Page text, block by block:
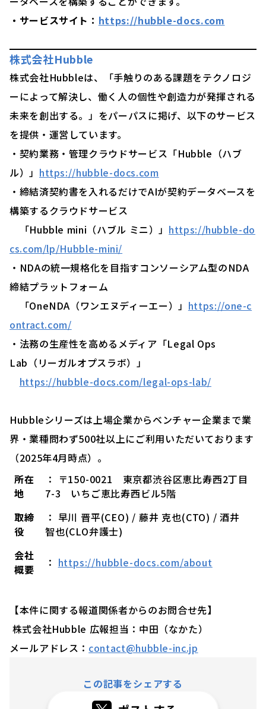
・サービスサイト： https://hubble-docs.com
株式会社Hubble
株式会社Hubbleは、「手触りのある課題をテクノロジ
ーによって解決し、働く人の個性や創造力が発揮される
未来を創出する。」をパーパスに掲げ、以下のサービス
を提供・運営しています。
・契約業務・管理クラウドサービス「Hubble（ハブ
ル）」 https://hubble-docs.com
・締結済契約書を入れるだけでAIが契約データベースを
構築するクラウドサービス
「Hubble mini（ハブル ミニ）」 https://hubble-do
cs.com/lp/Hubble-mini/
・NDAの統一規格化を目指すコンソーシアム型のNDA
締結プラットフォーム
「OneNDA（ワンエヌディーエー）」 https://one-c
ontract.com/
・法務の生産性を高めるメディア「Legal Ops
Lab（リーガルオプスラボ）」
https://hubble-docs.com/legal-ops-lab/
Hubbleシリーズは上場企業からベンチャー企業まで業
界・業種問わず500社以上にご利用いただいております
（2025年4月時点）。
所在
地
： 〒150-0021 東京都渋谷区恵比寿西2丁目
7-3 いちご恵比寿西ビル5階
取締
役
： 早川 晋平(CEO) / 藤井 克也(CTO) / 酒井
智也(CLO弁護士)
会社
概要
： https://hubble-docs.com/about
【本件に関する報道関係者からのお問合せ先】
株式会社Hubble 広報担当：中田（なかた）
メールアドレス： contact@hubble-inc.jp
この記事をシェアする